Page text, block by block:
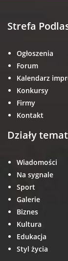
Strefa
Ogłoszenia
Forum
Kalendarz
Konkursy
Firmy
Kontakt
Działy
Wiadomości
Na sygnale
Sport
Galerie
Biznes
Kultura
Edukacja
Styl życia